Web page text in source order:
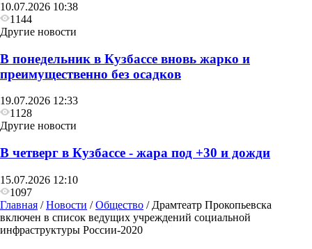
10.07.2026 10:38
1144
Другие новости
В понедельник в Кузбассе вновь жарко и
преимущественно без осадков
19.07.2026 12:33
1128
Другие новости
В четверг в Кузбассе - жара под +30 и дожди
15.07.2026 12:10
1097
Главная /Новости /Общество / Драмтеатр Прокопьевска
включен в список ведущих учреждений социальной
инфраструктуры России-2020